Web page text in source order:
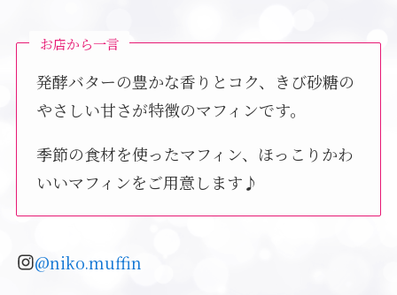
お店から一言
発酵バターの豊かな香りとコク、きび砂糖の
やさしい甘さが特徴のマフィンです。
季節の食材を使ったマフィン、ほっこりかわ
いいマフィンをご用意します♪
@niko.muffin